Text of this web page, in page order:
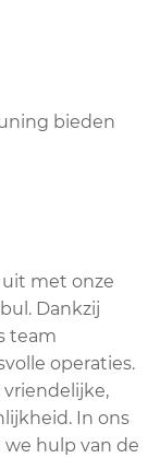
bieden
met onze
Dankzij
team
operaties.
In ons
hulp van de